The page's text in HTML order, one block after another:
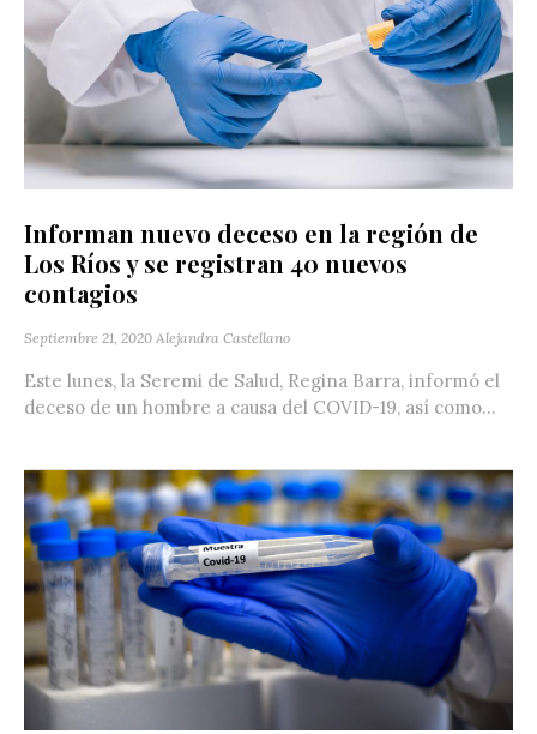
Informan nuevo deceso en la región de
Los Ríos y se registran 40 nuevos
contagios
Septiembre 21, 2020 Alejandra Castellano
Este lunes, la Seremi de Salud, Regina Barra, informó el
deceso de un hombre a causa del COVID-19, así como...